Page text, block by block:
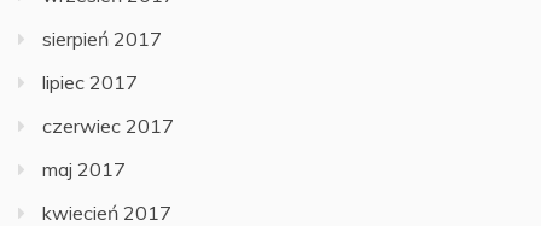
sierpień 2017
lipiec 2017
czerwiec 2017
maj 2017
kwiecień 2017